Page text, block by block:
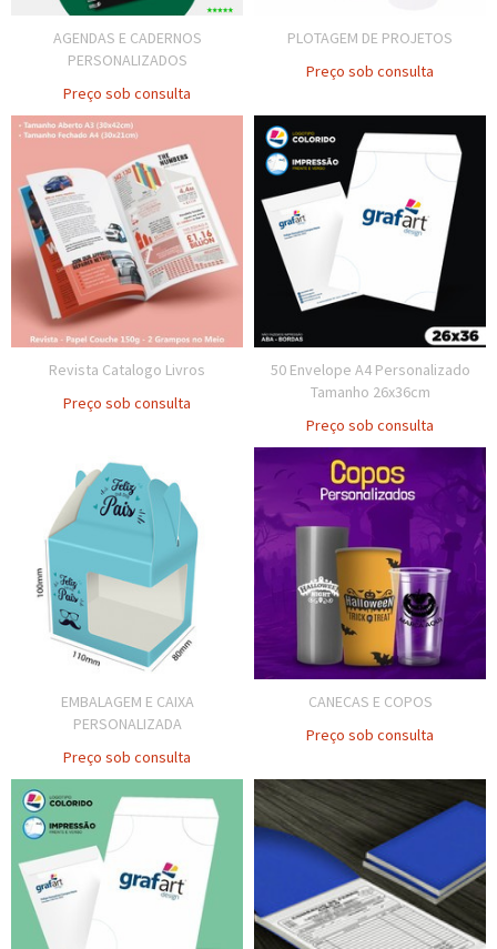
AGENDAS E CADERNOS
PERSONALIZADOS
Preço sob consulta
PLOTAGEM DE PROJETOS
Preço sob consulta
Revista Catalogo Livros
Preço sob consulta
50 Envelope A4 Personalizado
Tamanho 26x36cm
Preço sob consulta
EMBALAGEM E CAIXA
PERSONALIZADA
Preço sob consulta
CANECAS E COPOS
Preço sob consulta